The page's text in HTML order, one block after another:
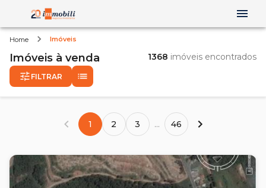
Home Imóveis
Imóveis à venda 1368 imóveis encontrados
FILTRAR
1 2 3 ... 46